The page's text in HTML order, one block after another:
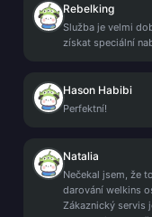
Rebelking
Služba je velmi
získat speciální
Hason Habibi
Perfektní!
Natalia
Nečekal jsem, že
darování welkins
Zákaznický servis